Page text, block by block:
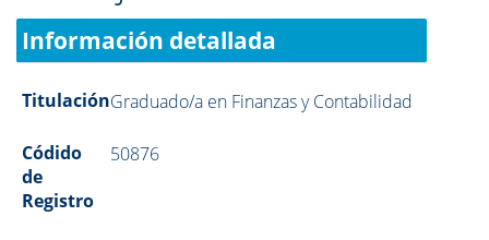
Información detallada
TitulaciónGraduado/a en Finanzas y Contabilidad
Códido
de
Registro
50876